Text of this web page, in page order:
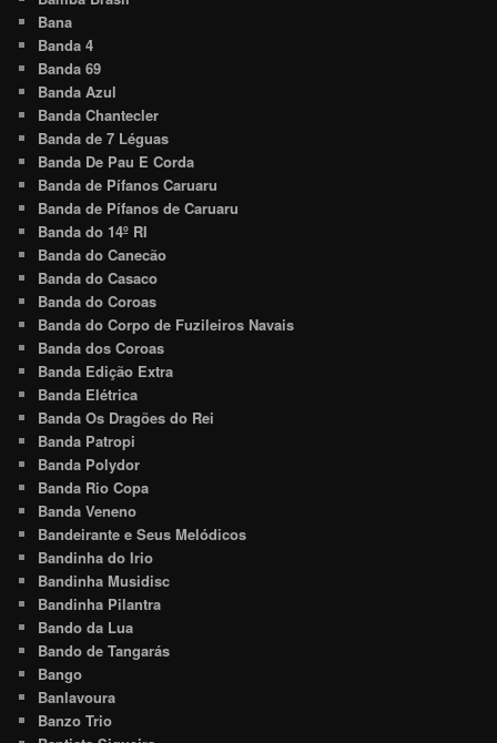
Bana
Banda 4
Banda 69
Banda Azul
Banda Chantecler
Banda de 7 Léguas
Banda De Pau E Corda
Banda de Pífanos Caruaru
Banda de Pífanos de Caruaru
Banda do 14º RI
Banda do Canecão
Banda do Casaco
Banda do Coroas
Banda do Corpo de Fuzileiros Navais
Banda dos Coroas
Banda Edição Extra
Banda Elétrica
Banda Os Dragões do Rei
Banda Patropi
Banda Polydor
Banda Rio Copa
Banda Veneno
Bandeirante e Seus Melódicos
Bandinha do Irio
Bandinha Musidisc
Bandinha Pilantra
Bando da Lua
Bando de Tangarás
Bango
Banlavoura
Banzo Trio